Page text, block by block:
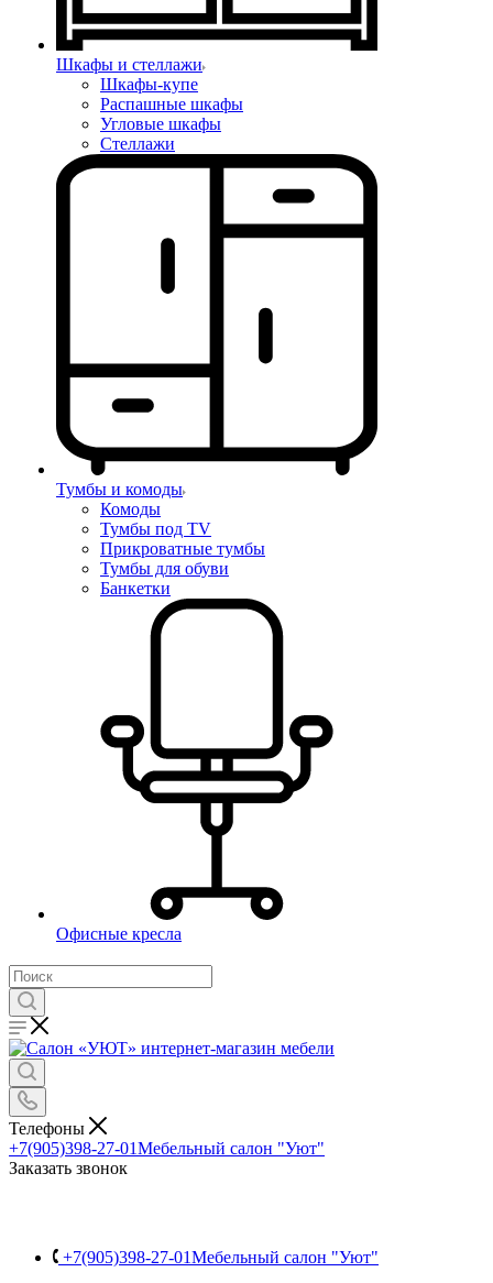
Шкафы и стеллажи
Шкафы-купе
Распашные шкафы
Угловые шкафы
Стеллажи
Тумбы и комоды
Комоды
Тумбы под TV
Прикроватные тумбы
Тумбы для обуви
Банкетки
Офисные кресла
Телефоны
+7(905)398-27-01Мебельный салон "Уют"
Заказать звонок
+7(905)398-27-01Мебельный салон "Уют"